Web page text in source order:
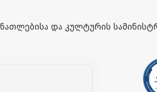
და კულტურის